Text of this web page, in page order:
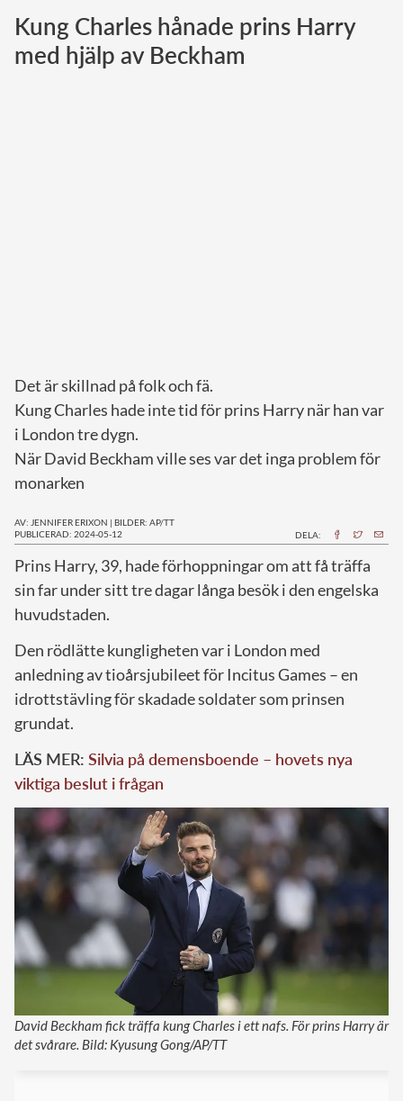
Norska kungahuset
Danska kungahuset
Kung Charles hånade prins Harry
med hjälp av Beckham
Det är skillnad på folk och fä.
Kung Charles hade inte tid för prins Harry när han var
i London tre dygn.
När David Beckham ville ses var det inga problem för
monarken
AV: JENNIFER ERIXON | BILDER: AP/TT
PUBLICERAD: 2024-05-12
DELA:
Prins Harry, 39, hade förhoppningar om att få träffa
sin far under sitt tre dagar långa besök i den engelska
huvudstaden.
Den rödlätte kungligheten var i London med
anledning av tioårsjubileet för Incitus Games – en
idrottstävling för skadade soldater som prinsen
grundat.
LÄS MER: Silvia på demensboende – hovets nya
viktiga beslut i frågan
David Beckham fick träffa kung Charles i ett nafs. För prins Harry är
det svårare. Bild: Kyusung Gong/AP/TT